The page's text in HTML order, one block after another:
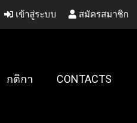
เข้าสู่ระบบ สมัครสมาชิก
กติกา CONTACTS